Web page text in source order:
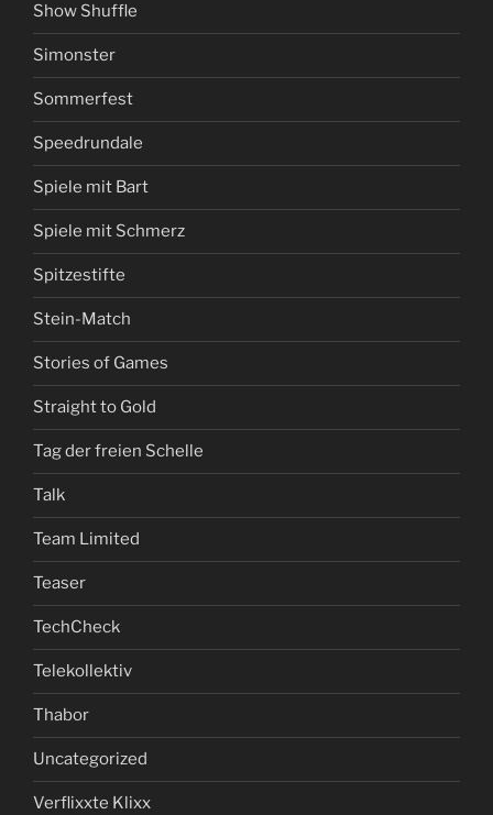
Show Shuffle
Simonster
Sommerfest
Speedrundale
Spiele mit Bart
Spiele mit Schmerz
Spitzestifte
Stein-Match
Stories of Games
Straight to Gold
Tag der freien Schelle
Talk
Team Limited
Teaser
TechCheck
Telekollektiv
Thabor
Uncategorized
Verflixxte Klixx